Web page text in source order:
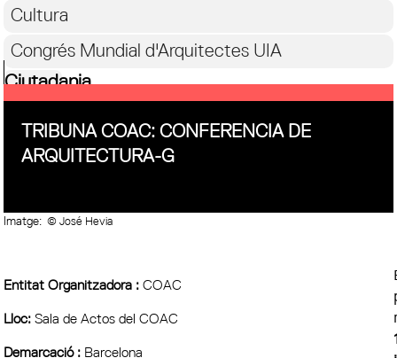
Cultura
Congrés Mundial d'Arquitectes UIA
Ciutadania
TRIBUNA COAC: CONFERENCIA DE
ARQUITECTURA-G
Imatge: © José Hevia
Entitat Organitzadora :COAC
Lloc:Sala de Actos del COAC
Demarcació : Barcelona